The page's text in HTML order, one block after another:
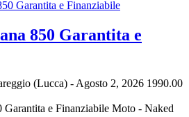
850 Garantita e
(Lucca) - Agosto 2, 2026 1990.00
e Finanziabile Moto - Naked